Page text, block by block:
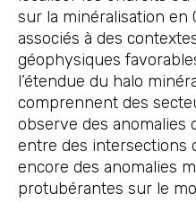
sur la minéralisation
associés à des
géophysiques
l’étendue du halo
comprennent des
observe des anomalies
entre des intersections
encore des anomalies
protubérantes sur le